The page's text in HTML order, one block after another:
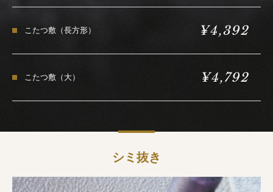
こたつ敷（長方形） ¥4,392
こたつ敷（大） ¥4,792
シミ抜き